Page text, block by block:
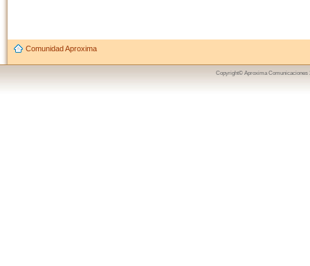
Comunidad Aproxima
Copyright© Aproxima Comunicaciones